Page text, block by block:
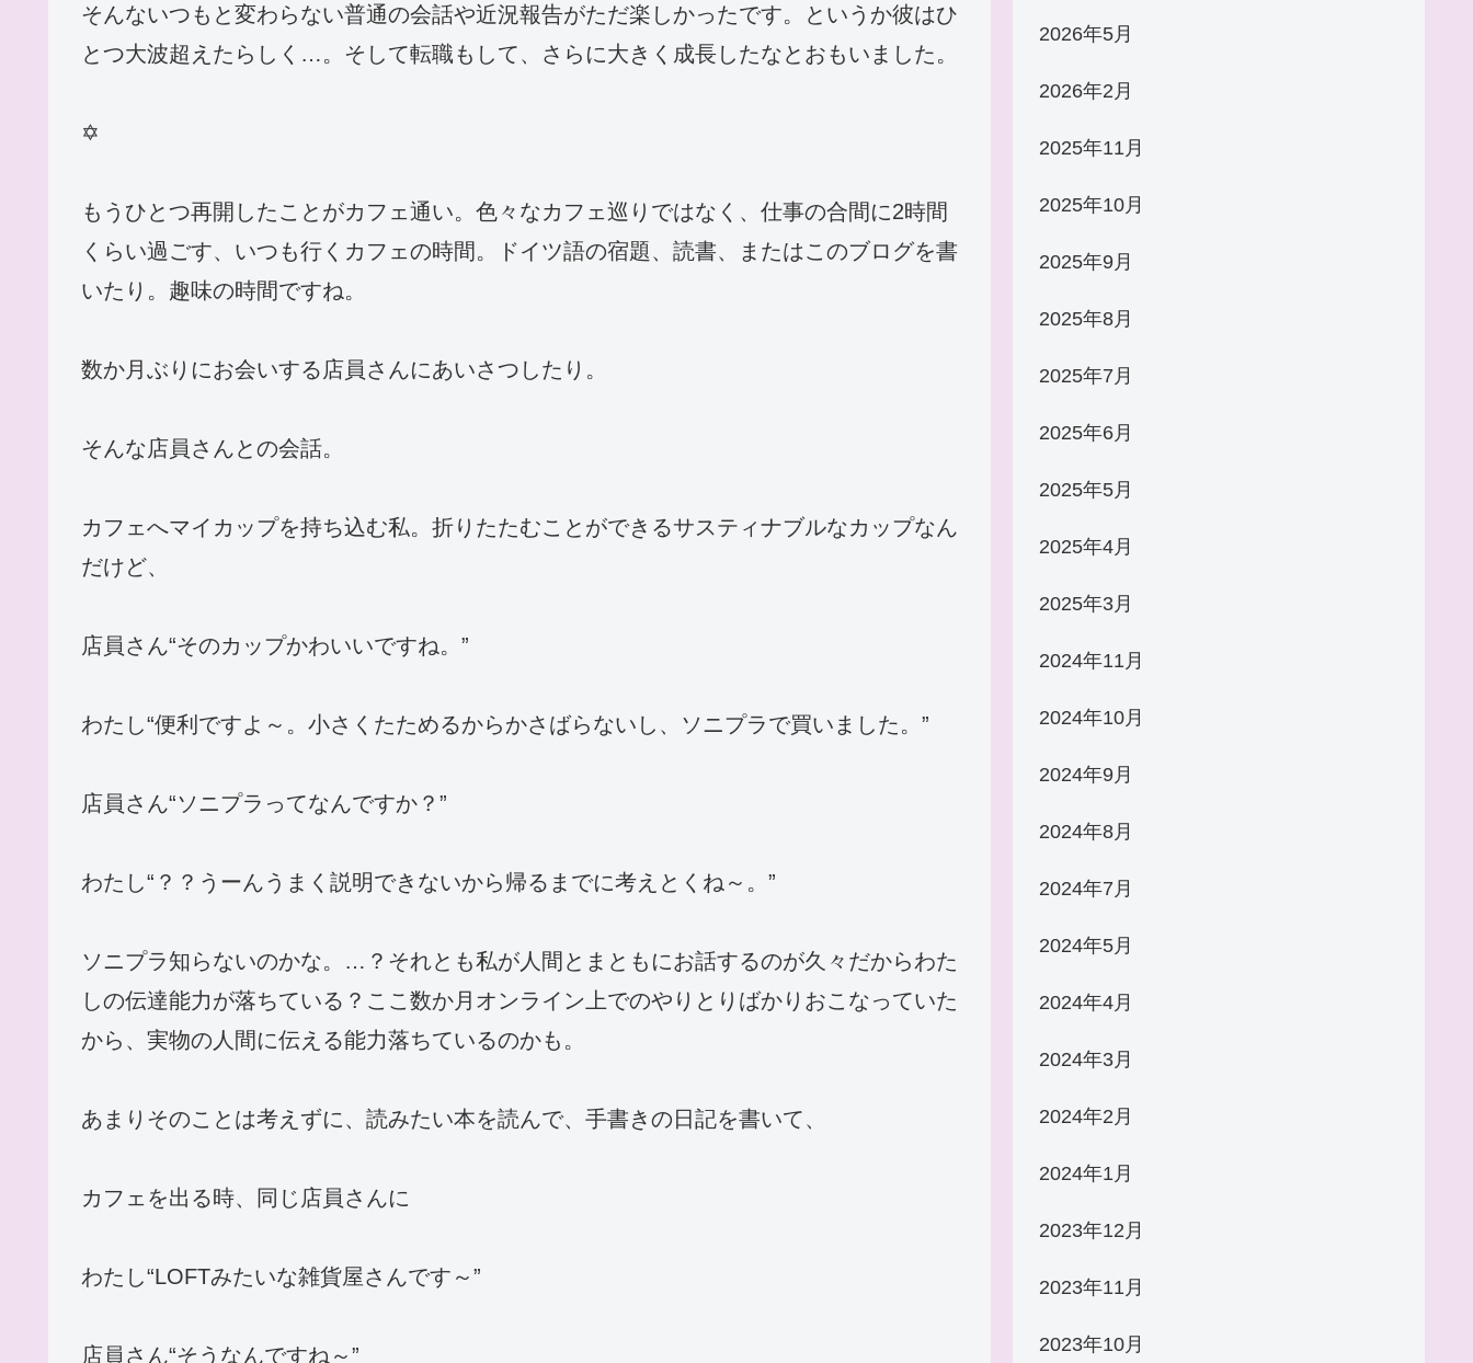
そんないつもと変わらない普通の会話や近況報告がただ楽しかったです。というか彼はひ
とつ大波超えたらしく…。そして転職もして、さらに大きく成長したなとおもいました。
✡
もうひとつ再開したことがカフェ通い。色々なカフェ巡りではなく、仕事の合間に2時間
くらい過ごす、いつも行くカフェの時間。ドイツ語の宿題、読書、またはこのブログを書
いたり。趣味の時間ですね。
数か月ぶりにお会いする店員さんにあいさつしたり。
そんな店員さんとの会話。
カフェへマイカップを持ち込む私。折りたたむことができるサスティナブルなカップなん
だけど、
店員さん“そのカップかわいいですね。”
わたし“便利ですよ～。小さくたためるからかさばらないし、ソニプラで買いました。”
店員さん“ソニプラってなんですか？”
わたし“？？うーんうまく説明できないから帰るまでに考えとくね～。”
ソニプラ知らないのかな。…？それとも私が人間とまともにお話するのが久々だからわた
しの伝達能力が落ちている？ここ数か月オンライン上でのやりとりばかりおこなっていた
から、実物の人間に伝える能力落ちているのかも。
あまりそのことは考えずに、読みたい本を読んで、手書きの日記を書いて、
カフェを出る時、同じ店員さんに
わたし“LOFTみたいな雑貨屋さんです～”
店員さん“そうなんですね～”
2026年5月
2026年2月
2025年11月
2025年10月
2025年9月
2025年8月
2025年7月
2025年6月
2025年5月
2025年4月
2025年3月
2024年11月
2024年10月
2024年9月
2024年8月
2024年7月
2024年5月
2024年4月
2024年3月
2024年2月
2024年1月
2023年12月
2023年11月
2023年10月